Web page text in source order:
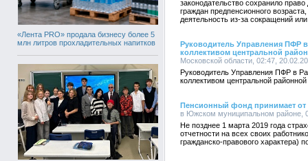
«Лента PRO» продала бизнесу более 5
млн литров прохладительных напитков
законодательство сохранило
граждан предпенсионного
деятельность из-за сокращений
Руководитель Управления ПФР
коллективом центральной
Московской области, 02:47,
Руководитель Управления ПФР в
коллективом центральной
Пенсионный фонд принимает от
в Южском муниципальном районе,
Не позднее 1 марта 2019 года
отчетности на всех своих
гражданско-правового